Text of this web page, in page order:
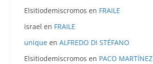
Elsitiodemiscromos en FRAILE
israel en FRAILE
unique en ALFREDO DI STÉFANO
Elsitiodemiscromos en PACO MARTÍNEZ